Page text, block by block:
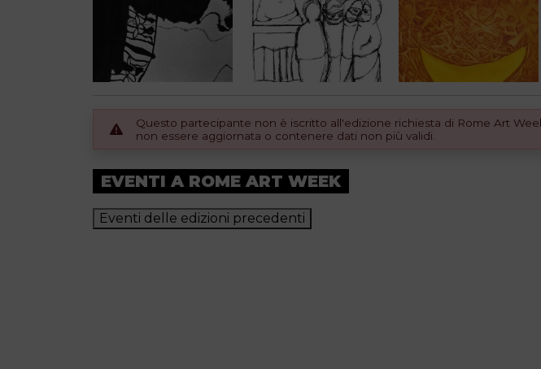
Questo partecipante non è iscritto all'edizione richiesta di Rome Art
non essere aggiornata o contenere dati non più validi.
EVENTI A ROME ART WEEK
Eventi delle edizioni precedenti